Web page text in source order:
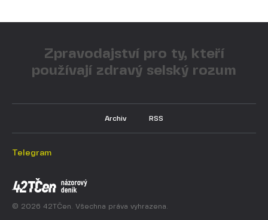
Zpravodajství pro ty, kteří
používají zdravý selský rozum
Archiv RSS
© 2026 42TČen. Všechna práva vyhrazena.
Telegram